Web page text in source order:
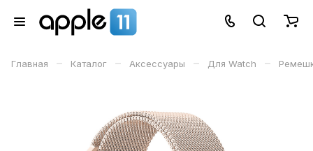
Главная – Каталог – Аксессуары – Для Watch –